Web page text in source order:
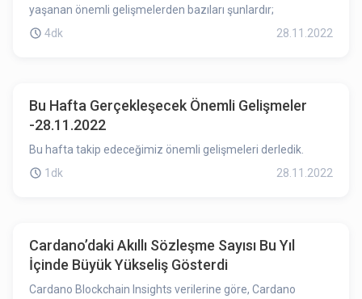
yaşanan önemli gelişmelerden bazıları şunlardır;
4dk
28.11.2022
Bu Hafta Gerçekleşecek Önemli Gelişmeler
-28.11.2022
Bu hafta takip edeceğimiz önemli gelişmeleri derledik.
1dk
28.11.2022
Cardano’daki Akıllı Sözleşme Sayısı Bu Yıl
İçinde Büyük Yükseliş Gösterdi
Cardano Blockchain Insights verilerine göre, Cardano